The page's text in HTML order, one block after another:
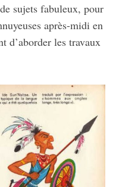
sujets fabuleux, pour
après-midi en
d’aborder les travaux